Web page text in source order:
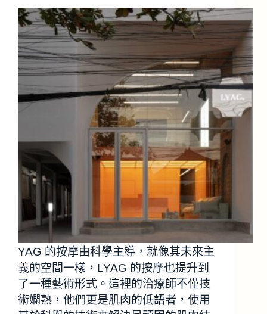
YAG 的按摩由科學主導，就像其未來主
義的空間一樣，LYAG 的按摩也提升到
了一種藝術形式。這裡的治療師不僅技
術嫻熟，他們更是肌肉的低語者，使用